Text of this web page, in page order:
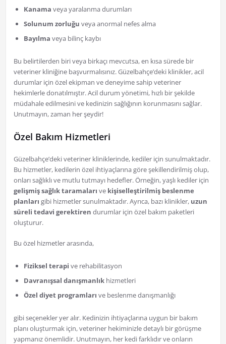
Kanama veya yaralanma durumları
Solunum zorluğu veya anormal nefes alma
Bayılma veya bilinç kaybı
Bu belirtilerden biri veya birkaçı mevcutsa, en kısa sürede bir
veteriner kliniğine başvurmalısınız. Güzelbahçe’deki klinikler, acil
durumlar için özel ekipman ve deneyime sahip veteriner
hekimlerle donatılmıştır. Acil durum yönetimi, hızlı bir şekilde
müdahale edilmesini ve kedinizin sağlığının korunmasını sağlar.
Unutmayın, zaman her şeydir!
Özel Bakım Hizmetleri
Güzelbahçe’deki veteriner kliniklerinde, kediler için sunulmaktadır.
Bu hizmetler, kedilerin özel ihtiyaçlarına göre şekillendirilmiş olup,
onları sağlıklı ve mutlu tutmayı hedefler. Örneğin, yaşlı kediler için
gelişmiş sağlık taramaları ve kişiselleştirilmiş beslenme
planları gibi hizmetler sunulmaktadır. Ayrıca, bazı klinikler, uzun
süreli tedavi gerektiren durumlar için özel bakım paketleri
oluşturur.
Bu özel hizmetler arasında,
Fiziksel terapi ve rehabilitasyon
Davranışsal danışmanlıkhizmetleri
Özel diyet programları ve beslenme danışmanlığı
gibi seçenekler yer alır. Kedinizin ihtiyaçlarına uygun bir bakım
planı oluşturmak için, veteriner hekiminizle detaylı bir görüşme
yapmanız önemlidir. Unutmayın, her kedi farklıdır ve onların